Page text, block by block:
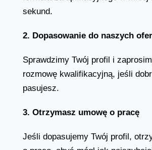
sekund.
2. Dopasowanie do naszych
Sprawdzimy Twój profil i
rozmowę kwalifikacyjną, jeśli
pasujesz.
3. Otrzymasz umowę o pracę
Jeśli dopasujemy Twój profil,